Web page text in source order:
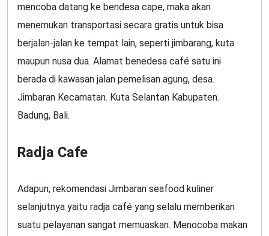
mencoba datang ke bendesa cape, maka akan
menemukan transportasi secara gratis untuk bisa
berjalan-jalan ke tempat lain, seperti jimbarang, kuta
maupun nusa dua. Alamat benedesa café satu ini
berada di kawasan jalan pemelisan agung, desa.
Jimbaran Kecamatan. Kuta Selantan Kabupaten.
Badung, Bali.
Radja Cafe
Adapun, rekomendasi Jimbaran seafood kuliner
selanjutnya yaitu radja café yang selalu memberikan
suatu pelayanan sangat memuaskan. Menocoba makan